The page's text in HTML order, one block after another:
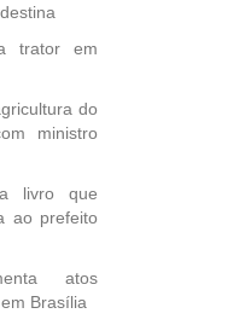
trator em
do
ministro
livro que
ao prefeito
atos
Brasília